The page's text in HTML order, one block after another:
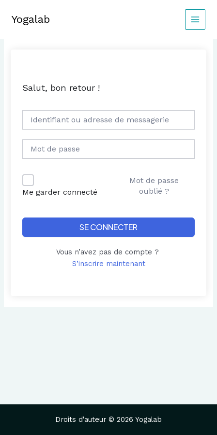
contenu
Yogalab
MAIN
Salut, bon retour !
Me garder connecté
Mot de passe
oublié ?
SE CONNECTER
Vous n’avez pas de compte ?
S’inscrire maintenant
Droits d'auteur © 2026 Yogalab